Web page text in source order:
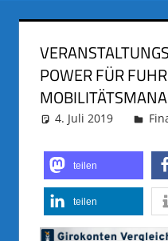
POWER FÜR
4. Juli 2019
teilen
teilen